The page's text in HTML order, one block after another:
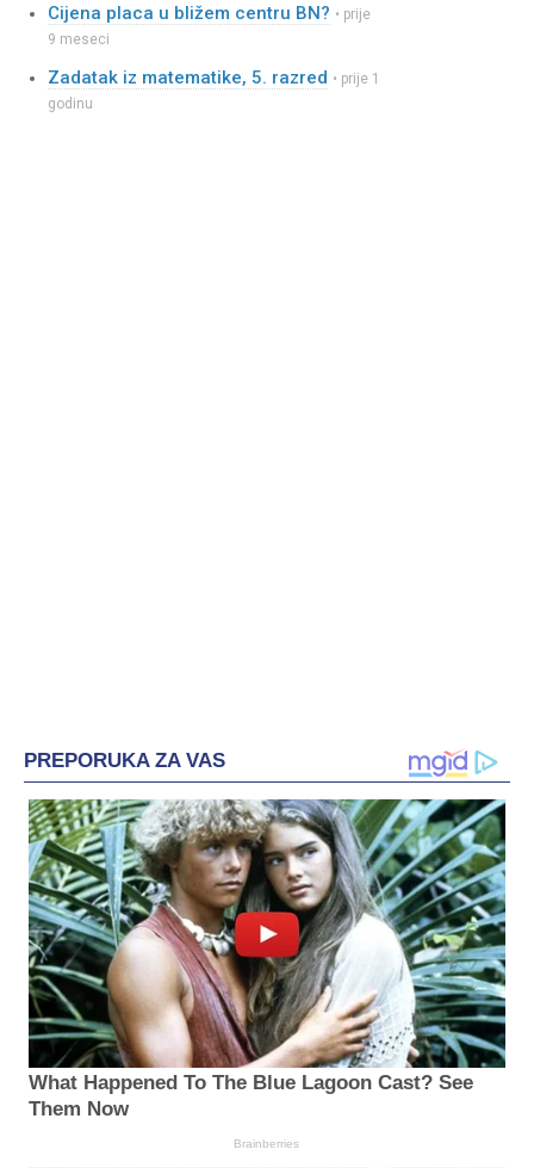
Cijena placa u bližem centru BN? • prije
9 meseci
Zadatak iz matematike, 5. razred • prije 1
godinu